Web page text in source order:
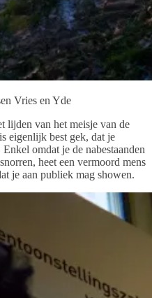
Vries en Yde
lijden van het meisje van de
eigenlijk best gek, dat je
omdat je de nabestaanden
heet een vermoord mens
je aan publiek mag showen.